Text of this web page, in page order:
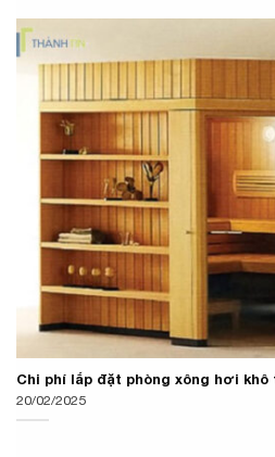
Chi phí lắp đặt phòng xông hơi khô
20/02/2025